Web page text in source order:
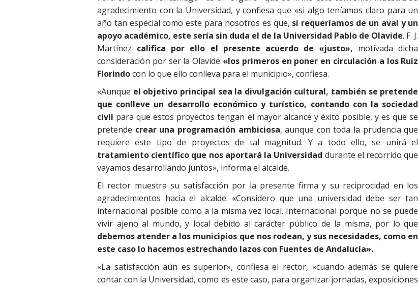
agradecimiento con la Universidad, y confiesa que «si algo teníamos claro para un
año tan especial como este para nosotros es que, si requeríamos de un aval y un
apoyo académico, este sería sin duda el de la Universidad Pablo de Olavide. F. J.
Martínez califica por ello el presente acuerdo de «justo», motivada dicha
consideración por ser la Olavide «los primeros en poner en circulación a los Ruiz
Florindocon lo que ello conlleva para el municipio», confiesa.
«Aunque el objetivo principal sea la divulgación cultural, también se pretende
que conlleve un desarrollo económico y turístico, contando con la sociedad
civil para que estos proyectos tengan el mayor alcance y éxito posible, y es que se
pretende crear una programación ambiciosa, aunque con toda la prudencia que
requiere este tipo de proyectos de tal magnitud. Y a todo ello, se unirá el
tratamiento científico que nos aportará la Universidad durante el recorrido que
vayamos desarrollando juntos», informa el alcalde.
El rector muestra su satisfacción por la presente firma y su reciprocidad en los
agradecimientos hacia el alcalde. «Considero que una universidad debe ser tan
internacional posible como a la misma vez local. Internacional porque no se puede
vivir ajeno al mundo, y local debido al carácter público de la misma, por lo que
debemos atender a los municipios que nos rodean, y sus necesidades, como en
este caso lo hacemos estrechando lazos con Fuentes de Andalucía».
«La satisfacción aún es superior», confiesa el rector, «cuando además se quiere
contar con la Universidad, como es este caso, para organizar jornadas, exposiciones